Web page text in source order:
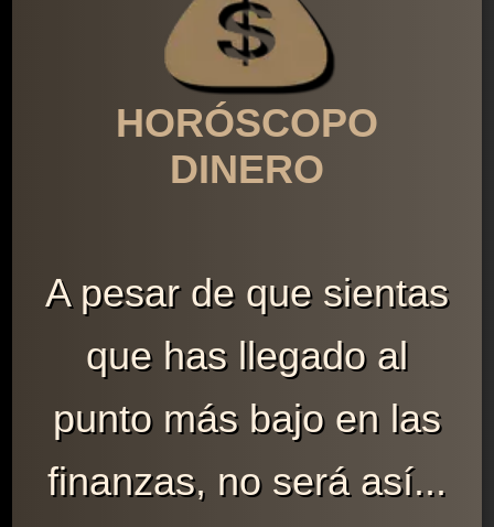
HORÓSCOPO
DINERO
A pesar de que sientas
que has llegado al
punto más bajo en las
finanzas, no será así...